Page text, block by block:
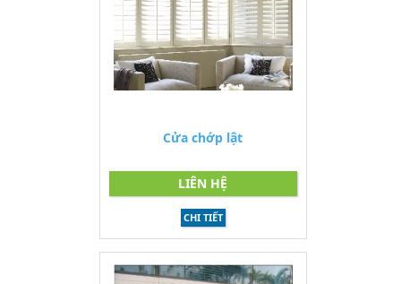
Cửa chớp lật
LIÊN HỆ
CHI TIẾT